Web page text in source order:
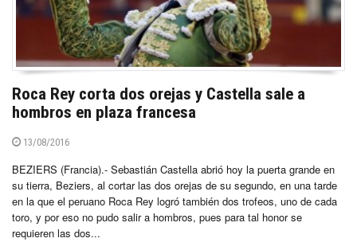
Roca Rey corta dos orejas y Castella sale a
hombros en plaza francesa
13/08/2016
BEZIERS (Francia).- Sebastián Castella abrió hoy la puerta grande en
su tierra, Beziers, al cortar las dos orejas de su segundo, en una tarde
en la que el peruano Roca Rey logró también dos trofeos, uno de cada
toro, y por eso no pudo salir a hombros, pues para tal honor se
requieren las dos...